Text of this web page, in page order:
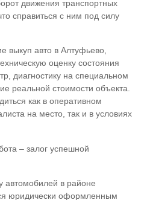
движения транспортных
справиться с ним под силу
выкуп авто в Алтуфьево,
оценку состояния
диагностику на специальном
реальной стоимости объекта.
как в оперативном
на место, так и в условиях
– залог успешной
автомобилей в районе
юридически оформленным